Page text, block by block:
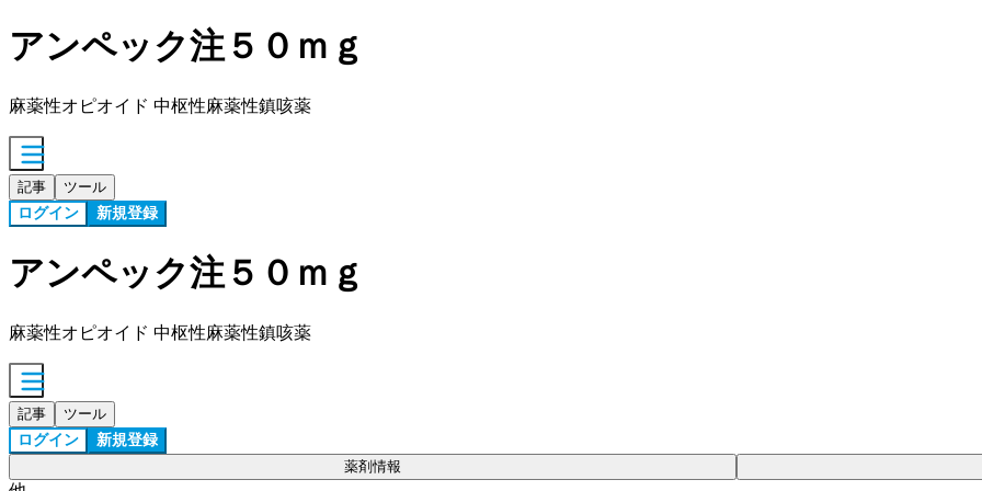
アンペック注５０ｍｇ
麻薬性オピオイド 中枢性麻薬性鎮咳薬
記事 ツール
ログイン 新規登録
アンペック注５０ｍｇ
麻薬性オピオイド 中枢性麻薬性鎮咳薬
記事 ツール
ログイン 新規登録
薬剤情報